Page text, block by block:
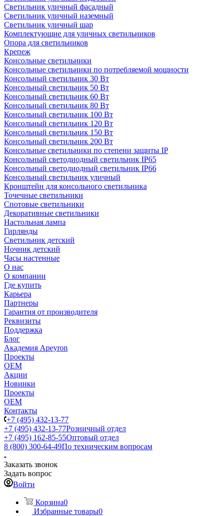
Светильник уличный фасадный
Светильник уличный наземный
Cветильник уличный шар
Комплектующие для уличных светильников
Опора для светильников
Крепеж
Консольные светильники
Консольные светильники по потребляемой мощности
Консольный светильник 30 Вт
Консольный светильник 50 Вт
Консольный светильник 60 Вт
Консольный светильник 80 Вт
Консольный светильник 100 Вт
Консольный светильник 120 Вт
Консольный светильник 150 Вт
Консольный светильник 200 Вт
Консольные светильники по степени защиты IP
Консольный светодиодный светильник IP65
Консольный светодиодный светильник IP66
Консольный светильник уличный
Кронштейн для консольного светильника
Точечные светильники
Спотовые светильники
Декоративные светильники
Настольная лампа
Гирлянды
Светильник детский
Ночник детский
Часы настенные
О нас
О компании
Где купить
Карьера
Партнеры
Гарантия от производителя
Реквизиты
Поддержка
Блог
Академия Apeyron
Проекты
ОЕМ
Акции
Новинки
Проекты
ОЕМ
Контакты
+7 (495) 432-13-77
+7 (495) 432-13-77Розничный отдел
+7 (495) 162-85-55Оптовый отдел
8 (800) 300-64-49По техническим вопросам
Заказать звонок
Задать вопрос
Войти
Корзина0
Избранные товары0